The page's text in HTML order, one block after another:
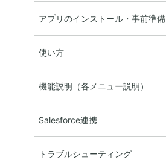
アプリのインストール・事前準備
使い方
機能説明（各メニュー説明）
Salesforce連携
トラブルシューティング